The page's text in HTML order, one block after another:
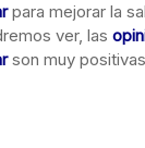
para mejorar la
ver, las
son muy